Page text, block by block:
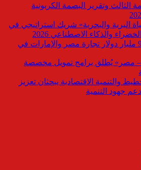
الثالث وتقرير البصمة الكربونية
البرية والبحرية» شريك استراتيجي في
والذكاء الاصطناعي 2026
وزير الاستثمار: 9.68 مليار دولار تجارة مصر والإمارات في
– مصر» يُطلق برامج تمويل مخصصة
والتنمية الاقتصادية يبحثان تعزيز
جهود التنمية